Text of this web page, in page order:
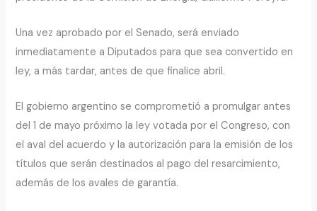
Una vez aprobado por el Senado, será enviado
inmediatamente a Diputados para que sea convertido en
ley, a más tardar, antes de que finalice abril.
El gobierno argentino se comprometió a promulgar antes
del 1 de mayo próximo la ley votada por el Congreso, con
el aval del acuerdo y la autorización para la emisión de los
títulos que serán destinados al pago del resarcimiento,
además de los avales de garantía.